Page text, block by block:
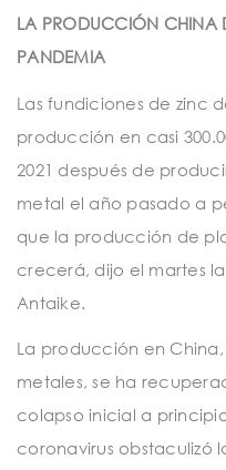
LA PRODUCCIÓN CHINA
PANDEMIA
Las fundiciones de zinc
producción en casi
2021 después de
metal el año pasado a
que la producción de
crecerá, dijo el martes
Antaike.
La producción en
metales, se ha
colapso inicial a
coronavirus obstaculizó